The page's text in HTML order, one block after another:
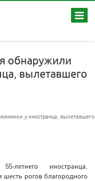
обнаружили
вылетавшего
у иностранца, вылетавшего
летнего иностранца,
рогов благородного